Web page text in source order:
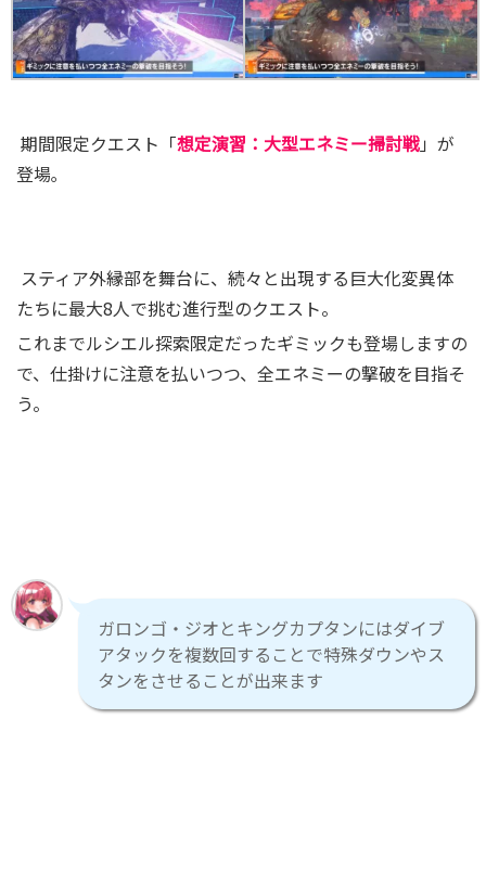
期間限定クエスト「想定演習：大型エネミー掃討戦」が
登場｡
スティア外縁部を舞台に、続々と出現する巨大化変異体
たちに最大8人で挑む進行型のクエスト。
これまでルシエル探索限定だったギミックも登場しますの
で、仕掛けに注意を払いつつ、全エネミーの撃破を目指そ
う。
ガロンゴ・ジオとキングカプタンにはダイブ
アタックを複数回することで特殊ダウンやス
タンをさせることが出来ます